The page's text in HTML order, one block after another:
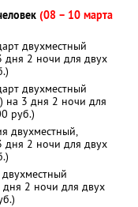
(08 – 10 марта
двухместный
дня 2 ночи для двух
двухместный
) на 3 дня 2 ночи для
руб.)
двухместный,
дня 2 ночи для двух
2 ночи для двух